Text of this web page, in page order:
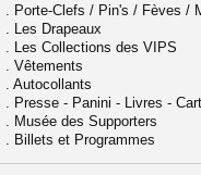
. Porte-Clefs / Pin's / Fèves /
. Les Drapeaux
. Les Collections des VIPS
. Vêtements
. Autocollants
. Presse - Panini - Livres -
. Musée des Supporters
. Billets et Programmes